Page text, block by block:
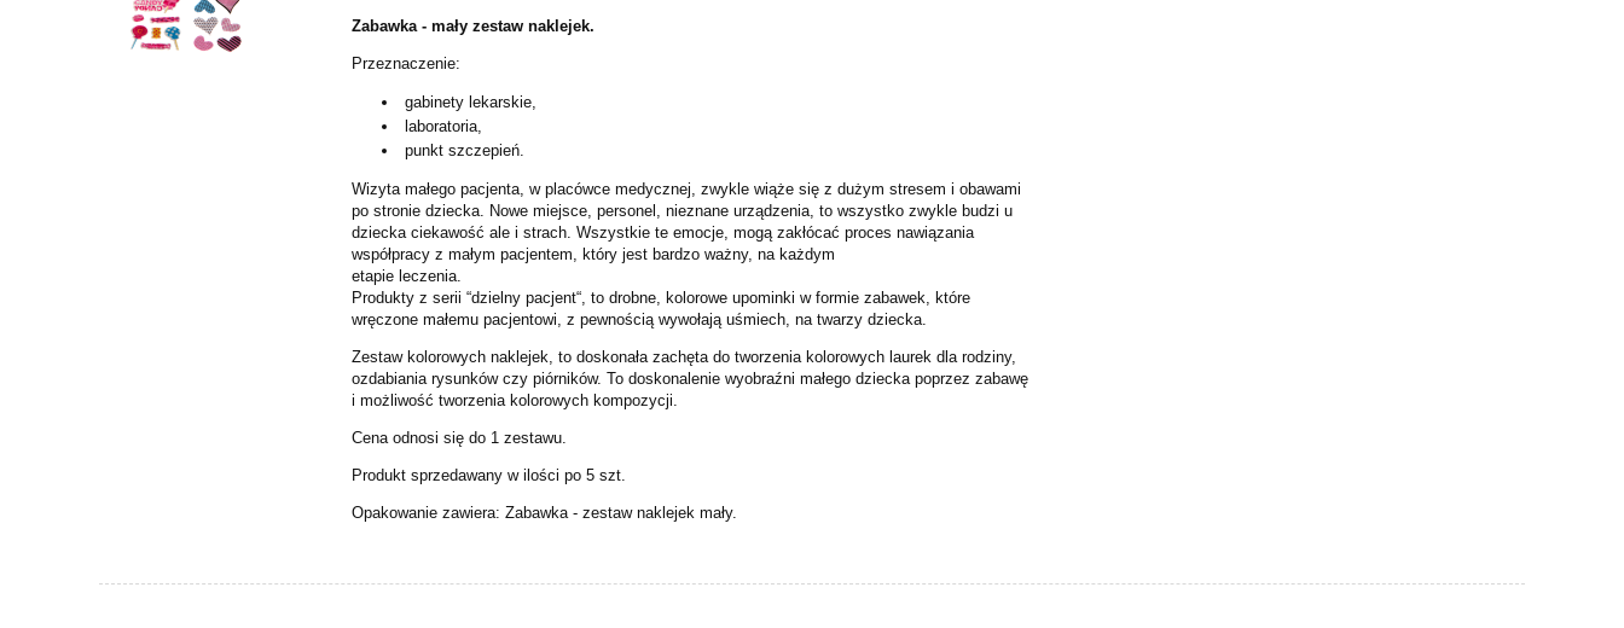
Zabawka - mały zestaw naklejek.
Przeznaczenie:
gabinety lekarskie,
laboratoria,
punkt szczepień.
Wizyta małego pacjenta, w placówce medycznej, zwykle wiąże się z dużym stresem i obawami
po stronie dziecka. Nowe miejsce, personel, nieznane urządzenia, to wszystko zwykle budzi u
dziecka ciekawość ale i strach. Wszystkie te emocje, mogą zakłócać proces nawiązania
współpracy z małym pacjentem, który jest bardzo ważny, na każdym
etapie leczenia.
Produkty z serii “dzielny pacjent“, to drobne, kolorowe upominki w formie zabawek, które
wręczone małemu pacjentowi, z pewnością wywołają uśmiech, na twarzy dziecka.
Zestaw kolorowych naklejek, to doskonała zachęta do tworzenia kolorowych laurek dla rodziny,
ozdabiania rysunków czy piórników. To doskonalenie wyobraźni małego dziecka poprzez zabawę
i możliwość tworzenia kolorowych kompozycji.
Cena odnosi się do 1 zestawu.
Produkt sprzedawany w ilości po 5 szt.
Opakowanie zawiera: Zabawka - zestaw naklejek mały.